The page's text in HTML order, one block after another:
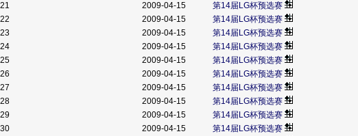
21
2009-04-15 第14届LG杯预选赛
22
2009-04-15 第14届LG杯预选赛
23
2009-04-15 第14届LG杯预选赛
24
2009-04-15 第14届LG杯预选赛
25
2009-04-15 第14届LG杯预选赛
26
2009-04-15 第14届LG杯预选赛
27
2009-04-15 第14届LG杯预选赛
28
2009-04-15 第14届LG杯预选赛
29
2009-04-15 第14届LG杯预选赛
30
2009-04-15 第14届LG杯预选赛